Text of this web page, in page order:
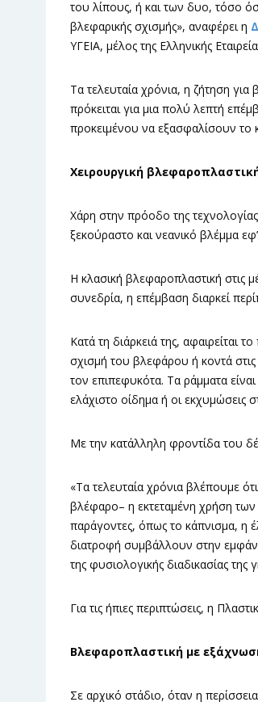
του λίπους, ή και των δυο, τόσο
βλεφαρικής σχισμής», αναφέρει η
ΥΓΕΙΑ, μέλος της Ελληνικής
Τα τελευταία χρόνια, η ζήτηση
πρόκειται για μια πολύ λεπτή
προκειμένου να εξασφαλίσουν το
Χειρουργική
Χάρη στην πρόοδο της
ξεκούραστο και νεανικό βλέμμα
Η κλασική βλεφαροπλαστική στις
συνεδρία, η επέμβαση διαρκεί
Κατά τη διάρκειά της, αφαιρείται
σχισμή του βλεφάρου ή κοντά
τον επιπεφυκότα. Τα ράμματα
ελάχιστο οίδημα ή οι
Με την κατάλληλη φροντίδα του
«Τα τελευταία χρόνια βλέπουμε
βλέφαρο– η εκτεταμένη χρήση
παράγοντες, όπως το κάπνισμα, η
διατροφή συμβάλλουν στην
της φυσιολογικής διαδικασίας
Για τις ήπιες περιπτώσεις, η
Βλεφαροπλαστική με
Σε αρχικό στάδιο, όταν η